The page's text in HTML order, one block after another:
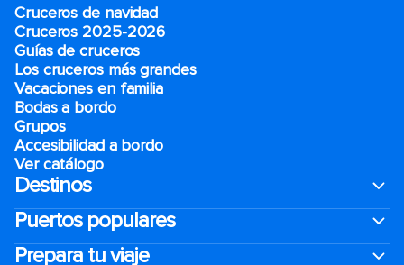
Cruceros de navidad
Cruceros 2025-2026
Guías de cruceros
Los cruceros más grandes
Vacaciones en familia
Bodas a bordo
Grupos
Accesibilidad a bordo
Ver catálogo
Destinos
Puertos populares
Prepara tu viaje